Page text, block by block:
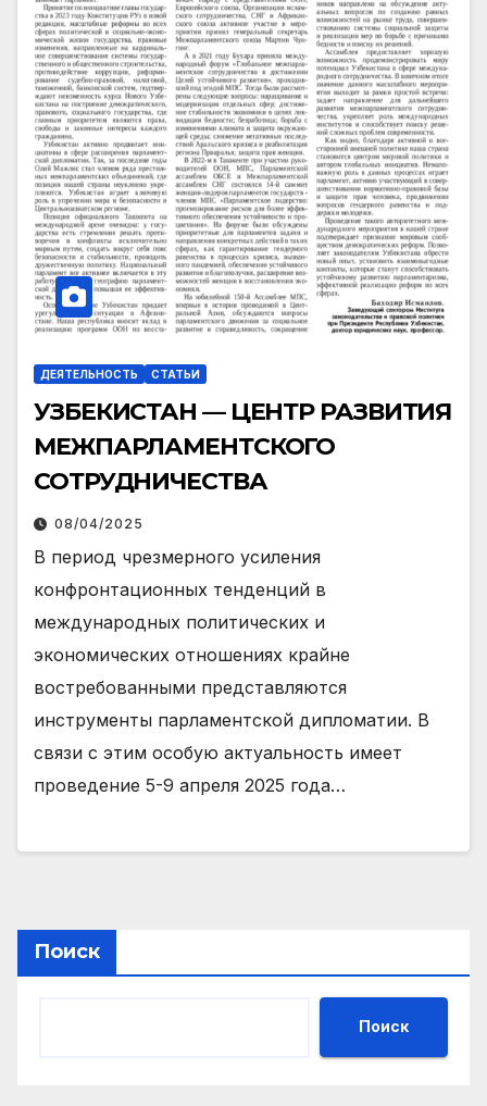
ДЕЯТЕЛЬНОСТЬ СТАТЬИ
УЗБЕКИСТАН — ЦЕНТР РАЗВИТИЯ
МЕЖПАРЛАМЕНТСКОГО
СОТРУДНИЧЕСТВА
08/04/2025
В период чрезмерного усиления
конфронтационных тенденций в
международных политических и
экономических отношениях крайне
востребованными представляются
инструменты парламентской дипломатии. В
связи с этим особую актуальность имеет
проведение 5-9 апреля 2025 года…
Поиск
Поиск